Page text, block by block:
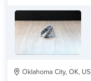
Oklahoma City, OK, US